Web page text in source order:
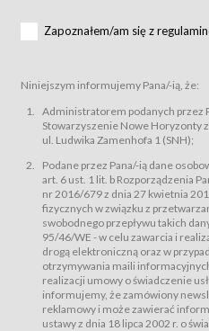
za pośrednictwem Serwisu;
podmiotom z branży mediów i
Bilety – wybrane dokumenty
Usługodawcą i uprawniające do
przewidziane przez Usługodawcę
do uczestnictwa w wielu albo w
Sklep – sklep internetowy
Regulamin – niniejszy regulamin.
§ 2
Postanowienia ogólne
Regulamin określa zasady:
świadczenia Usługobiorcom
zastrzeżeniem usług, o których
zasady świadczenia precyzują
przetwarzania przez
będących osobami fizycznymi.
Zapoznałem/am się z
Niniejszym informujemy Pana/-ią, że:
Administratorem podanych przez
Stowarzyszenie Nowe Horyzonty
ul. Ludwika Zamenhofa 1 (SNH);
Podane przez Pana/-ią dane
art. 6 ust. 1 lit. b Rozporządzenia
nr 2016/679 z dnia 27 kwietnia
fizycznych w związku z
swobodnego przepływu takich
95/46/WE - w celu zawarcia i
drogą elektroniczną oraz w
otrzymywania maili
realizacji umowy o świadczenie
informujemy, że zamówiony
reklamowy i może zawierać
ustawy z dnia 18 lipca 2002 r. o